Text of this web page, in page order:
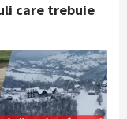
care trebuie